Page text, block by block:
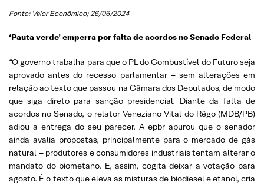
Fonte: Valor Econômico; 26/06/2024
‘Pauta verde’ emperra por falta de acordos no Senado Federal
“O governo trabalha para que o PL do Combustível do Futuro seja
aprovado antes do recesso parlamentar – sem alterações em
relação ao texto que passou na Câmara dos Deputados, de modo
que siga direto para sanção presidencial. Diante da falta de
acordos no Senado, o relator Veneziano Vital do Rêgo (MDB/PB)
adiou a entrega do seu parecer. A epbr apurou que o senador
ainda avalia propostas, principalmente para o mercado de gás
natural – produtores e consumidores industriais tentam alterar o
mandato do biometano. E, assim, cogita deixar a votação para
agosto. É o texto que eleva as misturas de biodiesel e etanol, cria